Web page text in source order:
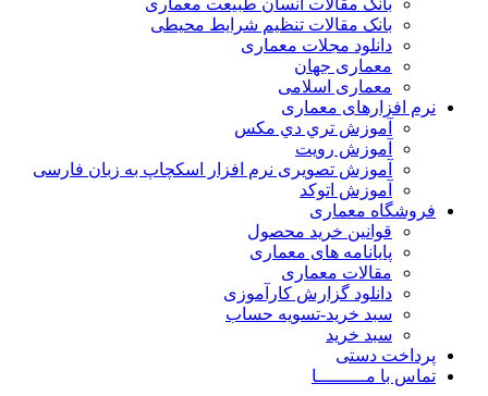
بانک مقالات تنظیم شرایط محیطی
دانلود مجلات معماری
معماری جهان
معماری اسلامی
نرم افزارهای معماری
آﻣﻮزش ﺗﺮي دي ﻣﮑﺲ
آموزش رویت
آموزش تصویری نرم افزار اسکچاپ به زبان فارسی
آموزش اتوکد
فروشگاه معماری
قوانین خرید محصول
پایانامه های معماری
مقالات معماری
دانلود گزارش کارآموزی
سبد خرید-تسویه حساب
سبد خرید
پرداخت دستی
تماس با مـــــــــا